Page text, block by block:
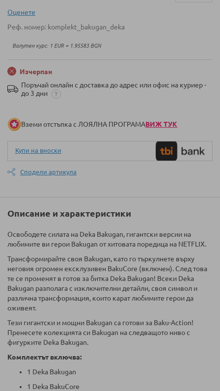
галерия
снимки
Оценeте
Реф. номер komplekt_bakugan_deka
Валутен курс: 1 EUR = 1.95583 BGN
Изчерпан
Поръчай онлайн с доставка до адрес или офис на куриер -
до 3 дни
Вземи отстъпка с ЛОЯЛНА ПРОГРАМАВИЖ ТУК
Купи на вноски
Сподели артикула
Описание и характеристики
Освободете силата на Deka Bakugan, гигантски версии на
любимите ви герои Bakugan от хитовата поредица на NETFLIX.
Трансформирайте своя Bakugan, като го търкулнете върху
неговия огромен ексклузивен BakuCore (включен). След това
те се променят в готов за битка Deka Bakugan! Всеки Deka
Bakugan разполага с изключителни детайли, своя символ и
различна трансформация, които карат любимите герои да
оживеят.
Тези гигантски и мощни Bakugan са готови за Baku-Action!
Пренесете колекцията си Bakugan на следващото ниво с
фигурките Deka Bakugan.
Комплектът включва:
1 Deka Bakugan
1 Deka BakuCore